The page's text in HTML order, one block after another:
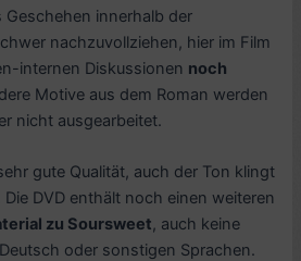
Geschehen innerhalb der
nachzuvollziehen, hier im Film
internen Diskussionen noch
Motive aus dem Roman werden
nicht ausgearbeitet.
gute Qualität, auch der Ton klingt
DVD enthält noch einen weiteren
zu Soursweet, auch keine
oder sonstigen Sprachen.